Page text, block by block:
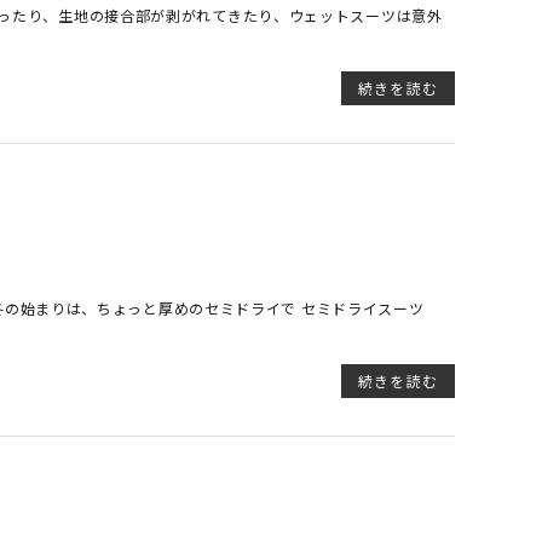
り、生地の接合部が剥がれてきたり、ウェットスーツは意外
続きを読む
始まりは、ちょっと厚めのセミドライで セミドライスーツ
続きを読む